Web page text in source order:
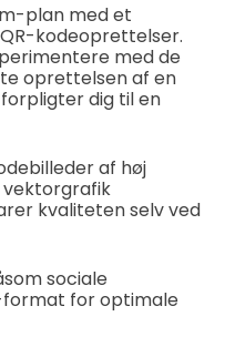
plan med et
kodeoprettelser.
med de
oprettelsen af en
dig til en
af høj
vektorgrafik
kvaliteten selv ved
sociale
format for optimale